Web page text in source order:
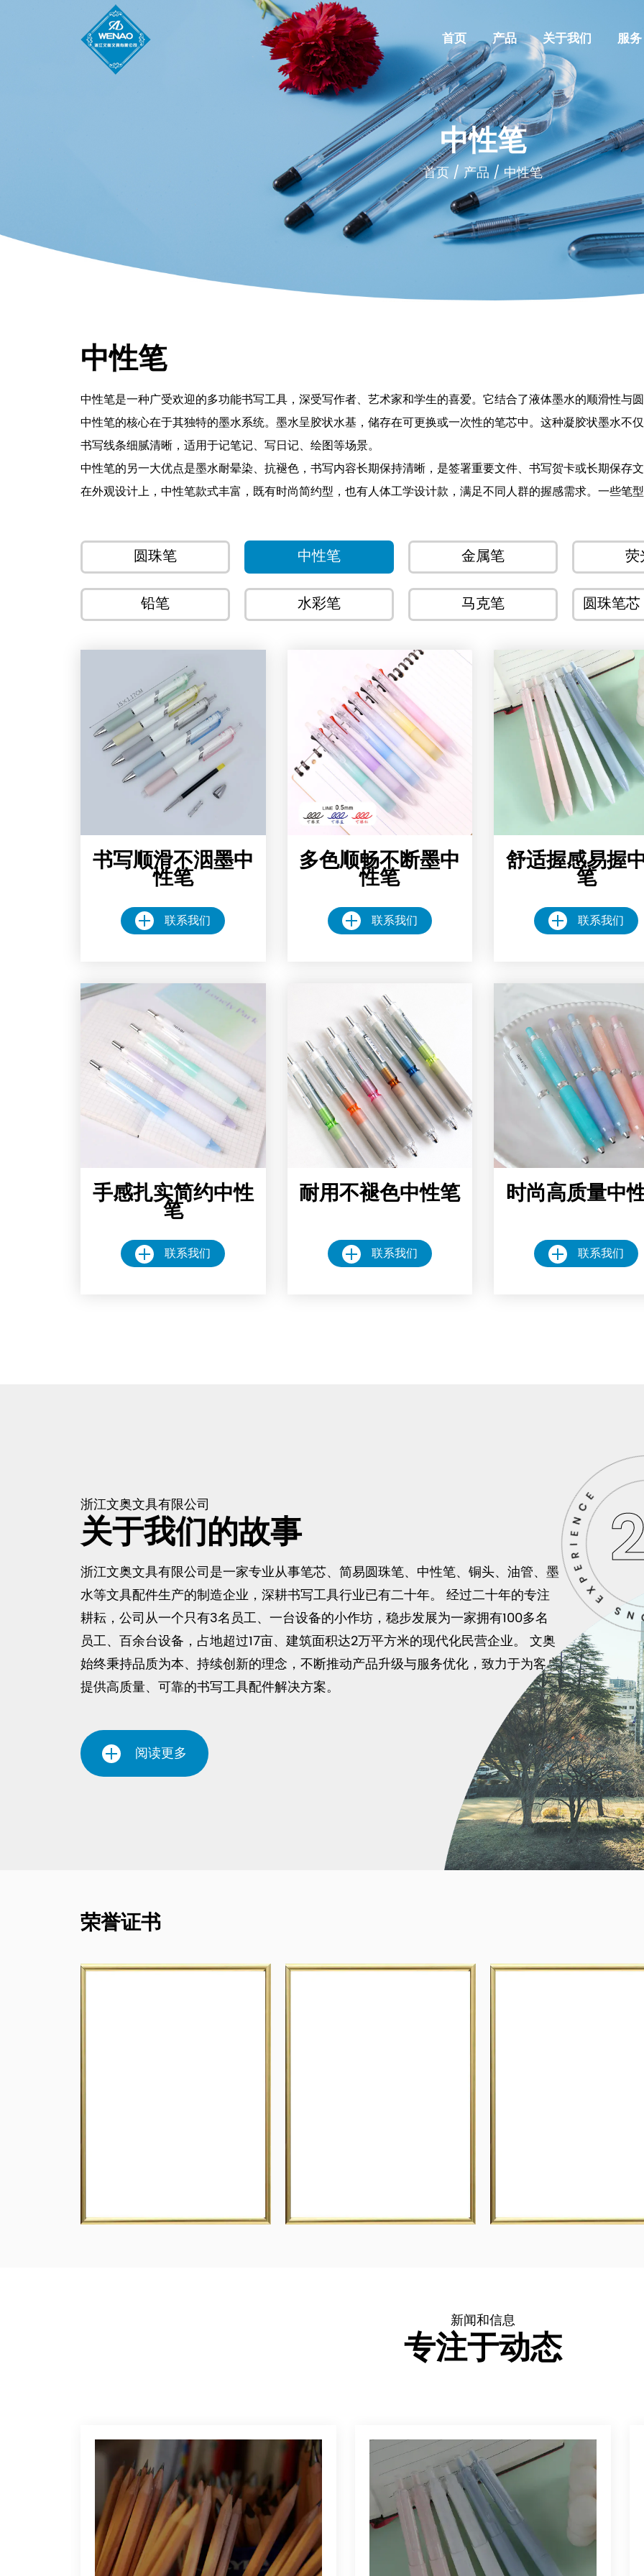
首页 产品 关于我们 服务
中性笔
首页/产品/中性笔
中性笔
中性笔是一种广受欢迎的多功能书写工具，深受写作者、艺术家和学生的喜爱。它结合了液体墨水的顺滑性与
中性笔的核心在于其独特的墨水系统。墨水呈胶状水基，储存在可更换或一次性的笔芯中。这种凝胶状墨水不
书写线条细腻清晰，适用于记笔记、写日记、绘图等场景。
中性笔的另一大优点是墨水耐晕染、抗褪色，书写内容长期保持清晰，是签署重要文件、书写贺卡或长期保存
在外观设计上，中性笔款式丰富，既有时尚简约型，也有人体工学设计款，满足不同人群的握感需求。一些笔
中性笔适用于日常书写、记录、签名等场景，也受到设计师和艺术工作者的青睐，常用于绘图、涂鸦与创作。
的热门选择。
总结来说，中性笔兼具顺滑书写、精准出墨和良好耐久性，是一款不可或缺的高性能书写工具。无论您是学生
都能为您带来愉悦的书写体验。
圆珠笔 中性笔 金属笔
铅笔
水彩笔 马克笔 圆珠笔
书写顺滑不洇墨中
性笔
联系我们
多色顺畅不断墨中
性笔
联系我们
舒适握感易握
笔
联系我们
手感扎实简约中性
笔
联系我们
耐用不褪色中性笔
联系我们
时尚高质量中
联系我们
浙江文奥文具有限公司
关于我们的故事
浙江文奥文具有限公司是一家专业从事笔芯、简易圆珠笔、中性笔、铜头、油管、墨
水等文具配件生产的制造企业，深耕书写工具行业已有二十年。 经过二十年的专注
耕耘，公司从一个只有3名员工、一台设备的小作坊，稳步发展为一家拥有100多名
员工、百余台设备，占地超过17亩、建筑面积达2万平方米的现代化民营企业。 文奥
始终秉持品质为本、持续创新的理念，不断推动产品升级与服务优化，致力于为客户
提供高质量、可靠的书写工具配件解决方案。
阅读更多
荣誉证书
新闻和信息
专注于动态